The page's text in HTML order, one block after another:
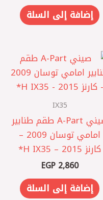
إضافة إلى السلة
IX35
صيني A-Part طقم طنابير
امامي توسان 2009 –
كارنز 2015 – IX35 ‏H*
EGP2,860
إضافة إلى السلة